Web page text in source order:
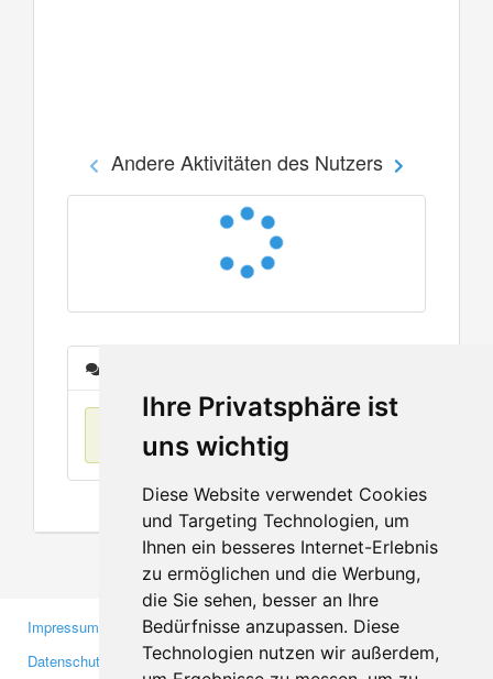
Ihre Privatsphäre ist
uns wichtig
Diese Website verwendet Cookies
und Targeting Technologien, um
Ihnen ein besseres Internet-Erlebnis
zu ermöglichen und die Werbung,
die Sie sehen, besser an Ihre
Bedürfnisse anzupassen. Diese
Technologien nutzen wir außerdem,
Andere Aktivitäten des Nutzers
Keine Einträge
Impressum
Datenschutzerklärung
Gewerbetreibende
Investoren